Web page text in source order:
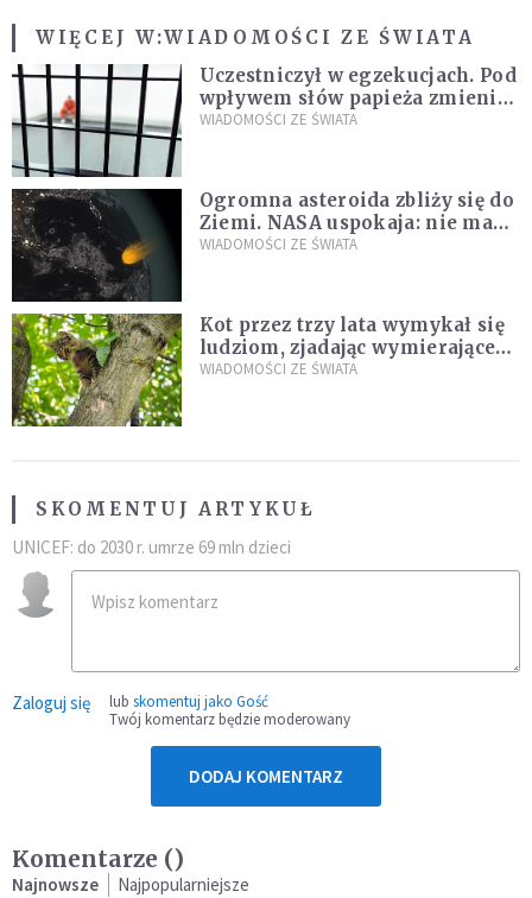
WIĘCEJ W:WIADOMOŚCI ZE ŚWIATA
Uczestniczył w egzekucjach. Pod
wpływem słów papieża zmienił
zdanie
WIADOMOŚCI ZE ŚWIATA
Ogromna asteroida zbliży się do
Ziemi. NASA uspokaja: nie ma
zagrożenia
WIADOMOŚCI ZE ŚWIATA
Kot przez trzy lata wymykał się
ludziom, zjadając wymierające
kaczki. W końcu popełnił
WIADOMOŚCI ZE ŚWIATA
SKOMENTUJ ARTYKUŁ
UNICEF: do 2030 r. umrze 69 mln dzieci
Zaloguj się lub skomentuj jako Gość
Twój komentarz będzie moderowany
DODAJ KOMENTARZ
Komentarze ()
Najnowsze Najpopularniejsze